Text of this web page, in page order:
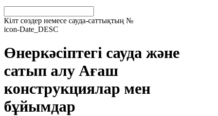
Кілт сөздер немесе сауда-саттықтың №
icon-Date_DESC
Өнеркәсіптегі сауда және
сатып алу Ағаш
конструкциялар мен
бұйымдар